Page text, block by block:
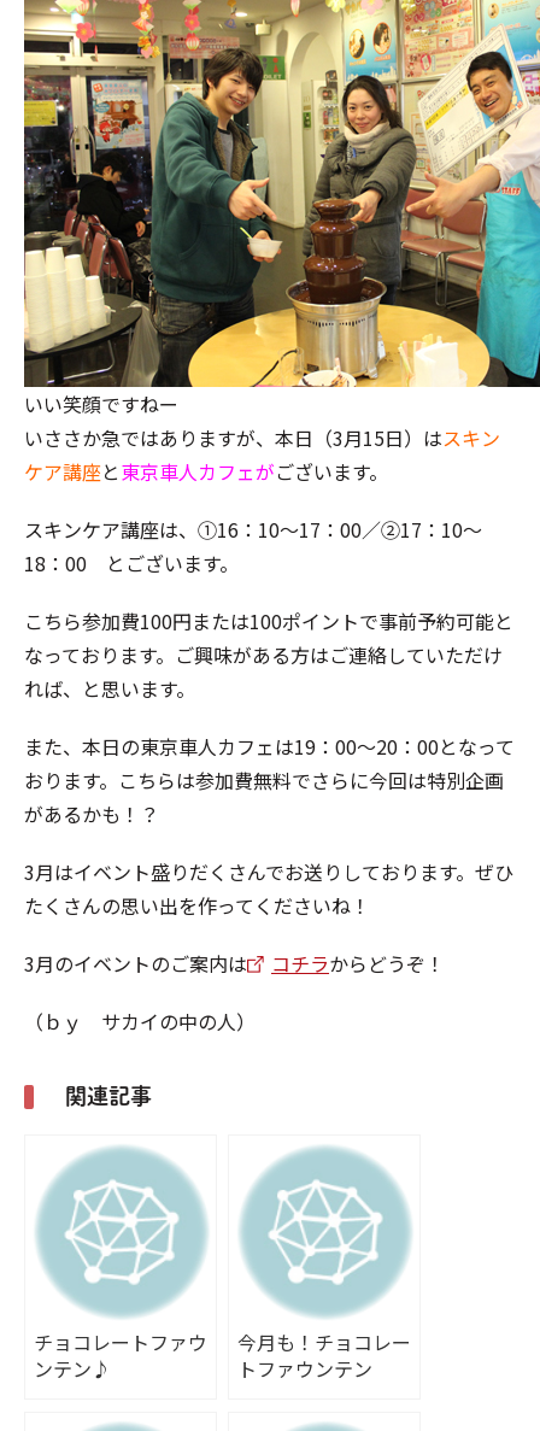
いい笑顔ですねー
いささか急ではありますが、本日（3月15日）はスキン
ケア講座と東京車人カフェがございます。
スキンケア講座は、①16：10～17：00／②17：10～
18：00 とございます。
こちら参加費100円または100ポイントで事前予約可能と
なっております。ご興味がある方はご連絡していただけ
れば、と思います。
また、本日の東京車人カフェは19：00～20：00となって
おります。こちらは参加費無料でさらに今回は特別企画
があるかも！？
3月はイベント盛りだくさんでお送りしております。ぜひ
たくさんの思い出を作ってくださいね！
3月のイベントのご案内は
コチラからどうぞ！
（ｂｙ サカイの中の人）
関連記事
チョコレートファウ
ンテン♪
今月も！チョコレー
トファウンテン